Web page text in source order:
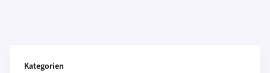
Kategorien